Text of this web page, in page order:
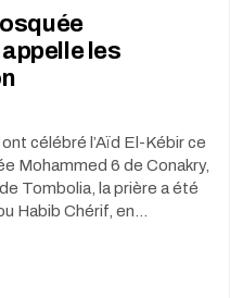
appelle les
célébré l’Aïd El-Kébir ce
Mohammed 6 de Conakry,
Tombolia, la prière a été
Habib Chérif, en…